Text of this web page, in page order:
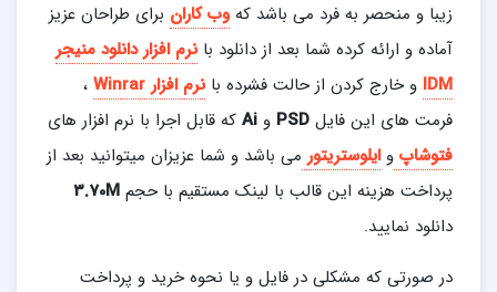
زیبا و منحصر به فرد می باشد که وب کاران برای طراحان عزیز
آماده و ارائه کرده شما بعد از دانلود بانرم افزار دانلود منیجر
IDM و خارج کردن از حالت فشرده بانرم افزار Winrar ،
فرمت های این فایل PSD و Ai که قابل اجرا با نرم افزار های
فتوشاپ وایلوستریتور می باشد و شما عزیزان میتوانید بعد از
پرداخت هزینه این قالب با لینک مستقیم با حجم 3.70M
دانلود نمایید.
در صورتی که مشکلی در فایل و یا نحوه خرید و پرداخت